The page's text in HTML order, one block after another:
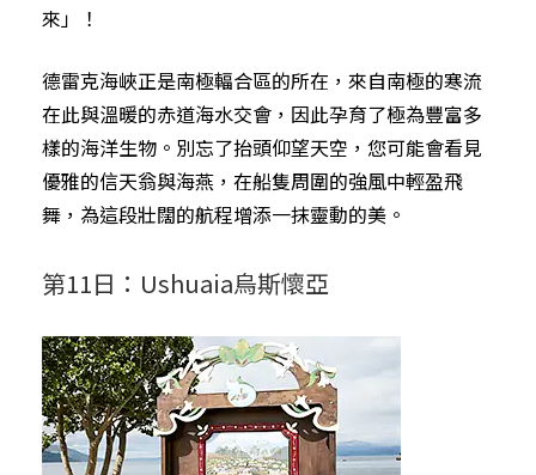
來」！
德雷克海峽正是南極輻合區的所在，來自南極的寒流
在此與溫暖的赤道海水交會，因此孕育了極為豐富多
樣的海洋生物。別忘了抬頭仰望天空，您可能會看見
優雅的信天翁與海燕，在船隻周圍的強風中輕盈飛
舞，為這段壯闊的航程增添一抹靈動的美。
第11日：Ushuaia烏斯懷亞